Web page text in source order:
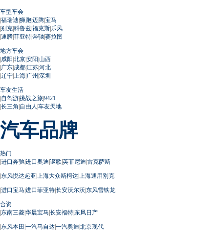
车型车会
|福瑞迪|狮跑|迈腾|宝马
|别克|科鲁兹|福克斯|乐风
|速腾|菲亚特|奔驰|赛拉图
地方车会
|咸阳|北京|安阳|山西
|广东|成都|江苏|河北
|辽宁| 上海|广州 |深圳
车友生活
|自驾游|挑战之旅|9421
|长三角 |自由人 |车友天地
汽车品牌
热门
|进口奔驰|进口奥迪|讴歌|英菲尼迪|雷克萨斯
|东风悦达起亚| 上海大众斯柯达| 上海通用别克
|进口宝马|进口菲亚特|长安沃尔沃|东风雪铁龙
合资
|东南三菱|华晨宝马|长安福特|东风日产
|东风本田 |一汽马自达|一汽奥迪|北京现代